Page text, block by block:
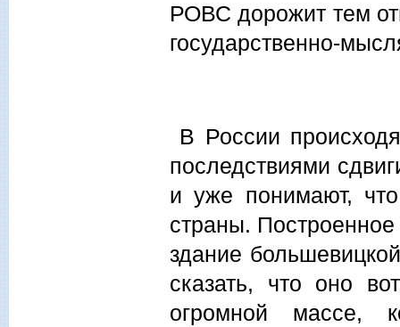
РОВС дорожит тем
государственно-
В России
последствиями
и уже понимают,
страны.
здание
сказать, что оно
огромной массе,